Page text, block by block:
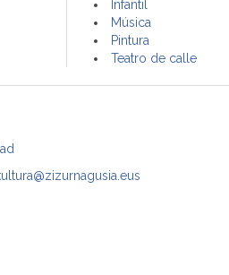
Infantil
Música
Pintura
Teatro de calle